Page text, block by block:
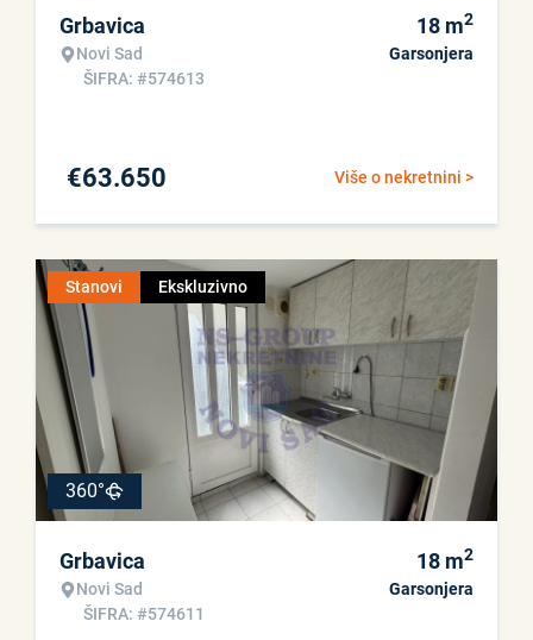
Grbavica
Novi Sad
ŠIFRA: #574613
18 m2
Garsonjera
Više o nekretnini >
€63.650
Stanovi Ekskluzivno
360°
Grbavica
Novi Sad
ŠIFRA: #574611
18 m2
Garsonjera